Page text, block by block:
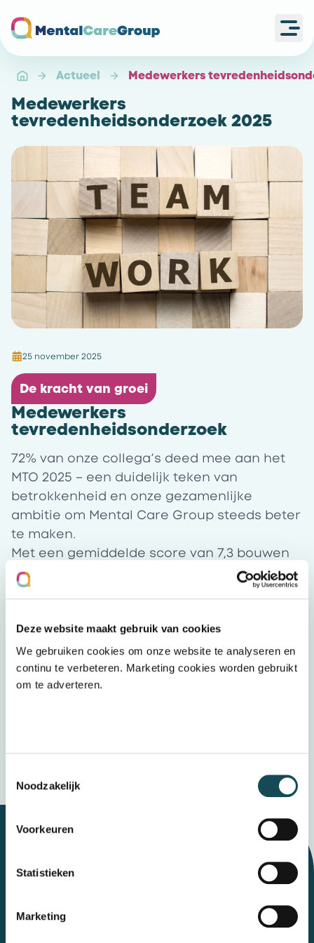
Deze website maakt gebruik van cookies
We gebruiken cookies om onze website te analyseren en
continu te verbeteren. Marketing cookies worden gebruikt
om te adverteren.
Noodzakelijk
Voorkeuren
Statistieken
Marketing
Actueel Medewerkers
Medewerkers
tevredenheidsonderzoek 2025
25 november 2025
Medewerkers
tevredenheidsonderzoek
De kracht van groei
72% van onze collega’s deed mee aan het
MTO 2025 – een duidelijk teken van
betrokkenheid en onze gezamenlijke
ambitie om Mental Care Group steeds beter
te maken.
Met een gemiddelde score van 7,3 bouwen
we verder aan een organisatie waar
mensen zich gehoord, gewaardeerd en
De resultaten geven richting: we investeren
in ontwikkeling, waardering, communicatie
en samenwerking om samen duurzaam te
groeien als organisatie in beweging.
Let's talk